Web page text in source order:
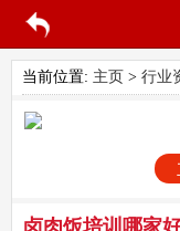
当前位置: 主页 > 行业
卤肉饭培训哪家